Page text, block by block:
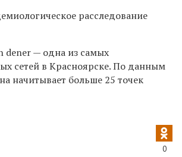
расследование
dener — одна из самых
сетей в Красноярске. По данным
начитывает больше 25 точек
0